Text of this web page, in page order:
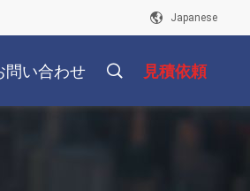
Japanese
問い合わせ 見積依頼